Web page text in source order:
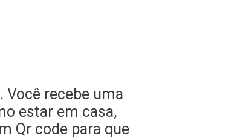
recebe uma
estar em casa,
Qr code para que